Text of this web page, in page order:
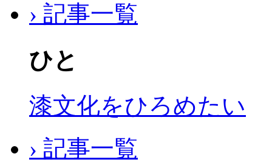
› 記事一覧
ひと
漆文化をひろめたい
› 記事一覧